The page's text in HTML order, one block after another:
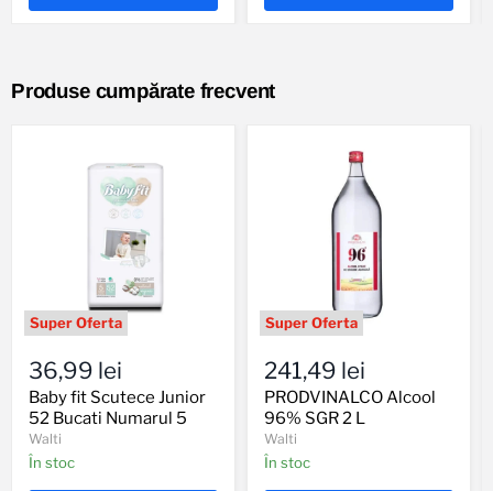
Produse cumpărate frecvent
fit
Scutece
Junior
52
Bucati
Numarul
5
36,99 lei
Baby fit Scutece Junior
52 Bucati Numarul 5
Walti
În stoc
Alcool
96%
SGR
2
L
241,49 lei
PRODVINALCO Alcool
96% SGR 2 L
Walti
În stoc